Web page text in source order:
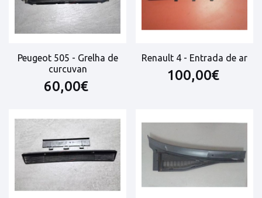
Peugeot 505 - Grelha de
curcuvan
60,00€
Renault 4 - Entrada de ar
100,00€